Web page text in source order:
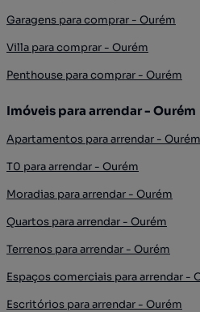
Garagens para comprar - Ourém
Villa para comprar - Ourém
Penthouse para comprar - Ourém
Imóveis para arrendar - Ourém
Apartamentos para arrendar - Ourém
T0 para arrendar - Ourém
Moradias para arrendar - Ourém
Quartos para arrendar - Ourém
Terrenos para arrendar - Ourém
Espaços comerciais para arrendar -
Escritórios para arrendar - Ourém